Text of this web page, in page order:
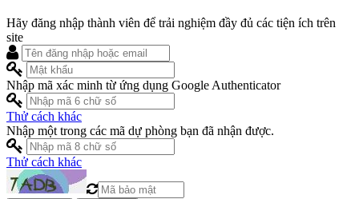
Hãy đăng nhập thành viên để trải nghiệm đầy đủ các tiện ích trên
site
Nhập mã xác minh từ ứng dụng Google Authenticator
Thử cách khác
Nhập một trong các mã dự phòng bạn đã nhận được.
Thử cách khác